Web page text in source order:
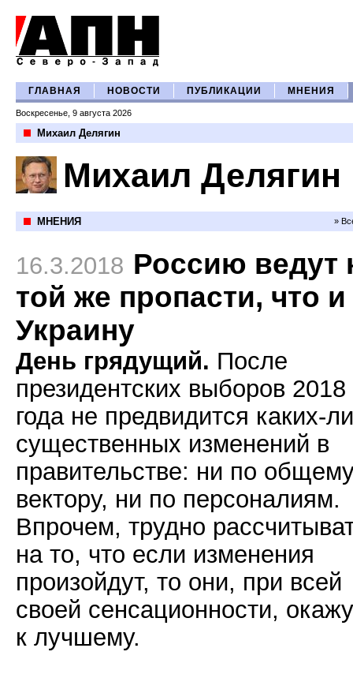
ГЛАВНАЯ НОВОСТИ ПУБЛИКАЦИИ МНЕНИЯ
Воскресенье, 9 августа 2026
Михаил Делягин
Михаил Делягин
МНЕНИЯ »
16.3.2018 Россию ведут
той же пропасти, что и
Украину
День грядущий. После
президентских выборов 2018
года не предвидится каких-
существенных изменений в
правительстве: ни по
вектору, ни по персоналиям.
Впрочем, трудно
на то, что если изменения
произойдут, то они, при всей
своей сенсационности,
к лучшему.